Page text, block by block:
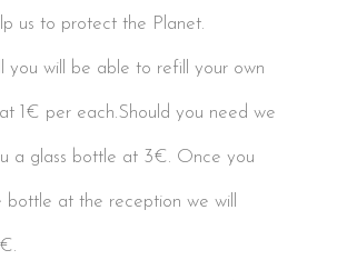
us to protect the Planet.
you will be able to refill your own
1€ per each.Should you need we
a glass bottle at 3€. Once you
bottle at the reception we will